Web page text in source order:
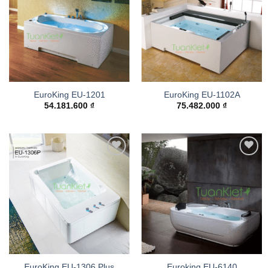
EuroKing EU-1201
54.181.600 ₫
EuroKing EU-1102A
75.482.000 ₫
Add to
wishlist